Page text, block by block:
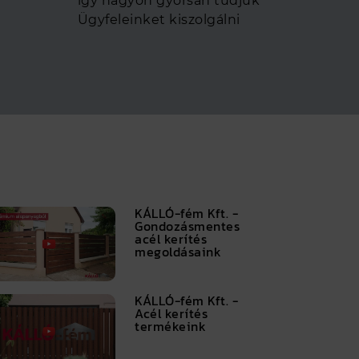
Ügyfeleinket kiszolgálni
KÁLLÓ-fém Kft. -
Gondozásmentes
acél kerítés
megoldásaink
KÁLLÓ-fém Kft. -
Acél kerítés
termékeink